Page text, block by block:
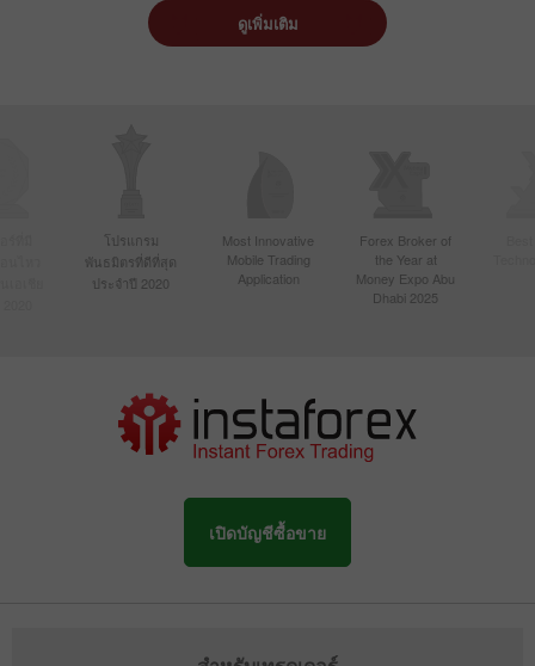
ดูเพิ่มเติม
โปรแกรม
พันธมิตรที่ดีที่สุด
ประจำปี 2020
Most Innovative
Mobile Trading
Application
Forex Broker of
the Year at
Money Expo Abu
Dhabi 2025
เปิดบัญชีซื้อขาย